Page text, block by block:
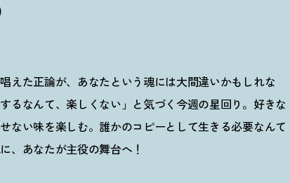
えた正論が、あなたという魂には大間違いかもしれな
るなんて、楽しくない」と気づく今週の星回り。好きな
ない味を楽しむ。誰かのコピーとして生きる必要なんて
、あなたが主役の舞台へ ！